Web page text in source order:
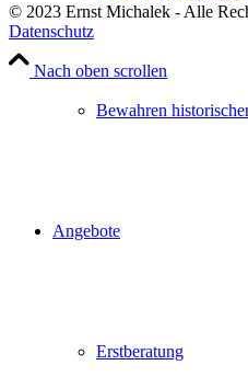
Bewahren
Angebote
Erstberatung
© 2023 Ernst Michalek - Alle
Datenschutz
Nach oben scrollen